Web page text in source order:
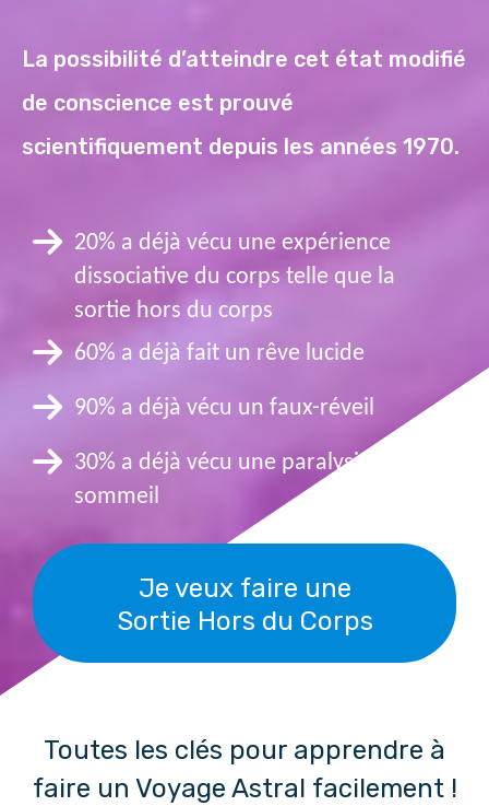
La possibilité d’atteindre cet état modifié
de conscience est prouvé
scientifiquement depuis les années 1970.
20% a déjà vécu une expérience
dissociative du corps telle que la
sortie hors du corps
60% a déjà fait un rêve lucide
90% a déjà vécu un faux-réveil
30% a déjà vécu une paralysie du
sommeil
Je veux faire une
Sortie Hors du Corps
Toutes les clés pour apprendre à
faire un Voyage Astral facilement !